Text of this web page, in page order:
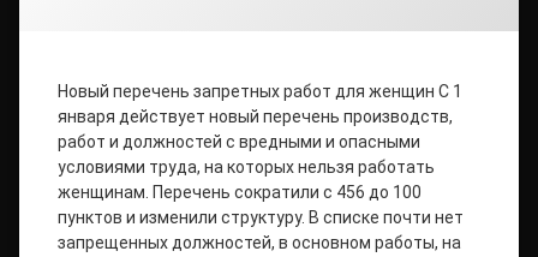
Новый перечень запретных работ для женщин С 1
января действует новый перечень производств,
работ и должностей с вредными и опасными
условиями труда, на которых нельзя работать
женщинам. Перечень сократили с 456 до 100
пунктов и изменили структуру. В списке почти нет
запрещенных должностей, в основном работы, на